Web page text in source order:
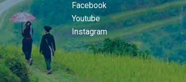
Facebook
Youtube
Instagram